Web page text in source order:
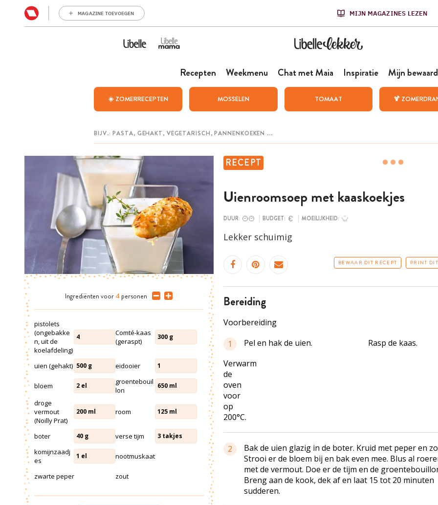
MAGAZINE TOEVOEGEN MIJN MAGAZINES LEZEN
Recepten Weekmenu Chat met Maia Inspiratie Mijn
☀️ ZOMERRECEPTEN MOSSELEN TOMAAT 🍹
RECEPT
Uienroomsoep met kaaskoekjes
DUUR: BUDGET: MOEILIJKHEID:
Lekker schuimig
BEWAAR DIT RECEPT PRINT
bereiding
Voorbereiding
1
Pel en hak de uien.
Rasp de kaas.
Verwarm
de
oven
voor
op
200°C.
2
Bak de uien glazig in de boter. Kruid met peper en
Strooi er de bloem bij en bak even mee. Blus al
met de vermout. Doe er de tijm en de
Breng aan de kook, dek af en laat 15 tot 20 minuten
sudderen.
Ingrediënten voor 4 personen
pistolets
(ongebakke
n, uit de
koelafdeling)
4
Comté-kaas
(geraspt)
300 g
uien (gehakt) 500 g eidooier 1
bloem 2 el
groentebouil
lon
650 ml
droge
vermout
(Noilly Prat)
200 ml room 125 ml
boter 40 g verse tijm 3 takjes
komijnzaadj
es
1 el nootmuskaat
zwarte peper zout